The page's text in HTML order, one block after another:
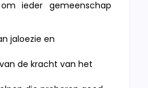
ieder gemeenschap
jaloezie en
de kracht van het